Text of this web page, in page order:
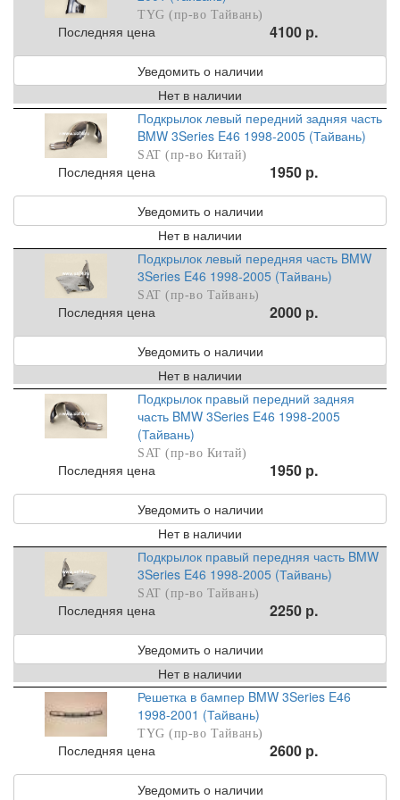
TYG (пр-во Тайвань)
Последняя цена 4100 р.
Уведомить о наличии
Нет в наличии
Подкрылок левый передний задняя часть
BMW 3Series E46 1998-2005 (Тайвань)
SAT (пр-во Китай)
Последняя цена 1950 р.
Уведомить о наличии
Нет в наличии
Подкрылок левый передняя часть BMW
3Series E46 1998-2005 (Тайвань)
SAT (пр-во Тайвань)
Последняя цена 2000 р.
Уведомить о наличии
Нет в наличии
Подкрылок правый передний задняя
часть BMW 3Series E46 1998-2005
(Тайвань)
SAT (пр-во Китай)
Последняя цена 1950 р.
Уведомить о наличии
Нет в наличии
Подкрылок правый передняя часть BMW
3Series E46 1998-2005 (Тайвань)
SAT (пр-во Тайвань)
Последняя цена 2250 р.
Уведомить о наличии
Нет в наличии
Решетка в бампер BMW 3Series E46
1998-2001 (Тайвань)
TYG (пр-во Тайвань)
Последняя цена 2600 р.
Уведомить о наличии